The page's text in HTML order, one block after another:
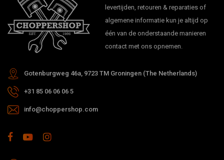
levertijden, retouren & reparaties of
algemene informatie kun je altijd op
één van de onderstaande manieren
contact met ons opnemen.
Gotenburgweg 46a, 9723 TM Groningen (The Netherlands)
+31 85 06 06 06 5
info@choppershop.com